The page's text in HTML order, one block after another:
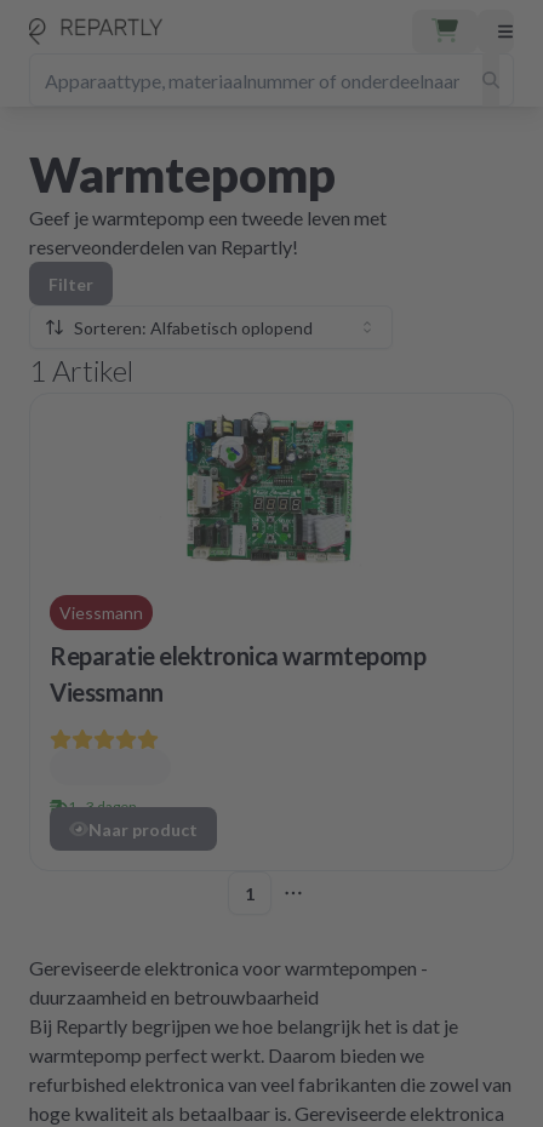
Warmtepomp
Geef je warmtepomp een tweede leven met
reserveonderdelen van Repartly!
Filter
Sorteren: Alfabetisch oplopend
1 Artikel
Viessmann
Reparatie elektronica warmtepomp
Viessmann
1 - 3 dagen
Naar product
1
Gereviseerde elektronica voor warmtepompen -
duurzaamheid en betrouwbaarheid
Bij Repartly begrijpen we hoe belangrijk het is dat je
warmtepomp perfect werkt. Daarom bieden we
refurbished elektronica van veel fabrikanten die zowel van
hoge kwaliteit als betaalbaar is. Gereviseerde elektronica